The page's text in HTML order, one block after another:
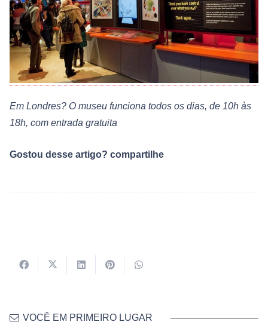
Em Londres? O museu funciona todos os dias, de 10h às
18h, com entrada gratuita
Gostou desse artigo? compartilhe
VOCÊ EM PRIMEIRO LUGAR